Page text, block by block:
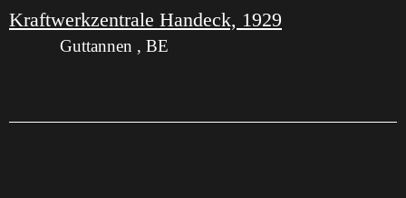
Kraftwerkzentrale Handeck, 1929
Guttannen , BE